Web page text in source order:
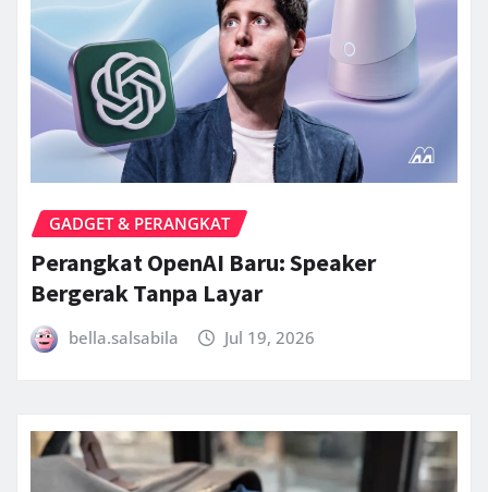
GADGET & PERANGKAT
Perangkat OpenAI Baru: Speaker
Bergerak Tanpa Layar
bella.salsabila Jul 19, 2026